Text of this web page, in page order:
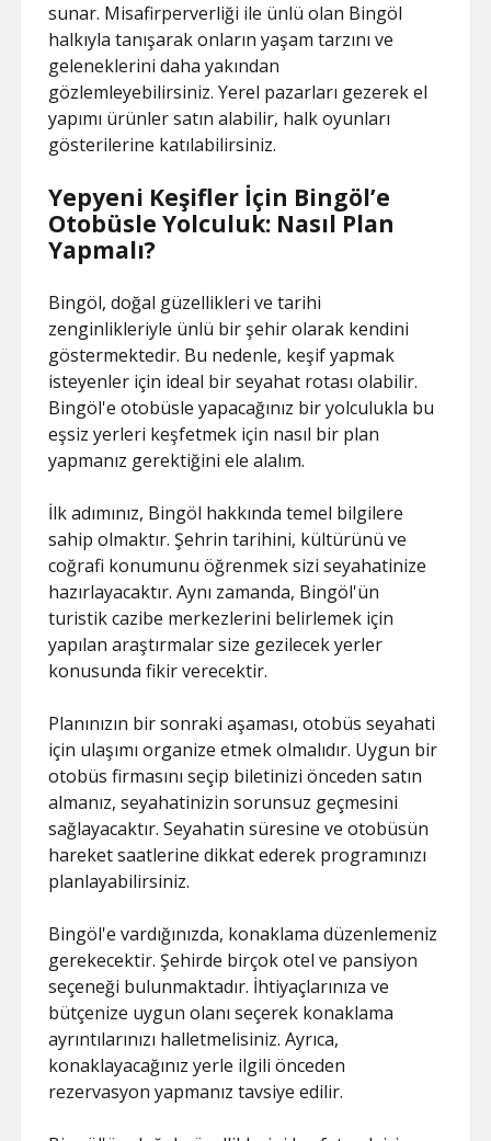
sunar. Misafirperverliği ile ünlü olan Bingöl
halkıyla tanışarak onların yaşam tarzını ve
geleneklerini daha yakından
gözlemleyebilirsiniz. Yerel pazarları gezerek el
yapımı ürünler satın alabilir, halk oyunları
gösterilerine katılabilirsiniz.
Yepyeni Keşifler İçin Bingöl’e
Otobüsle Yolculuk: Nasıl Plan
Yapmalı?
Bingöl, doğal güzellikleri ve tarihi
zenginlikleriyle ünlü bir şehir olarak kendini
göstermektedir. Bu nedenle, keşif yapmak
isteyenler için ideal bir seyahat rotası olabilir.
Bingöl'e otobüsle yapacağınız bir yolculukla bu
eşsiz yerleri keşfetmek için nasıl bir plan
yapmanız gerektiğini ele alalım.
İlk adımınız, Bingöl hakkında temel bilgilere
sahip olmaktır. Şehrin tarihini, kültürünü ve
coğrafi konumunu öğrenmek sizi seyahatinize
hazırlayacaktır. Aynı zamanda, Bingöl'ün
turistik cazibe merkezlerini belirlemek için
yapılan araştırmalar size gezilecek yerler
konusunda fikir verecektir.
Planınızın bir sonraki aşaması, otobüs seyahati
için ulaşımı organize etmek olmalıdır. Uygun bir
otobüs firmasını seçip biletinizi önceden satın
almanız, seyahatinizin sorunsuz geçmesini
sağlayacaktır. Seyahatin süresine ve otobüsün
hareket saatlerine dikkat ederek programınızı
planlayabilirsiniz.
Bingöl'e vardığınızda, konaklama düzenlemeniz
gerekecektir. Şehirde birçok otel ve pansiyon
seçeneği bulunmaktadır. İhtiyaçlarınıza ve
bütçenize uygun olanı seçerek konaklama
ayrıntılarınızı halletmelisiniz. Ayrıca,
konaklayacağınız yerle ilgili önceden
rezervasyon yapmanız tavsiye edilir.